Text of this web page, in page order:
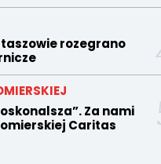
rozegrano
Za nami
Caritas